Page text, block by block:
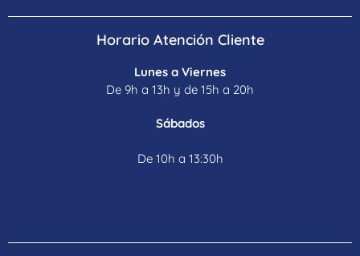
Horario Atención Cliente
Lunes a Viernes
De 9h a 13h y de 15h a 20h
Sábados
De 10h a 13:30h